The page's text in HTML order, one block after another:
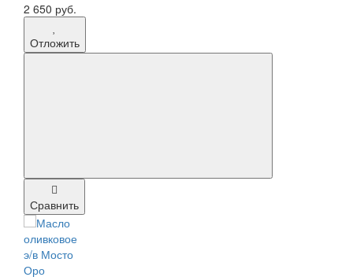
2 650 руб.
Отложить
Сравнить